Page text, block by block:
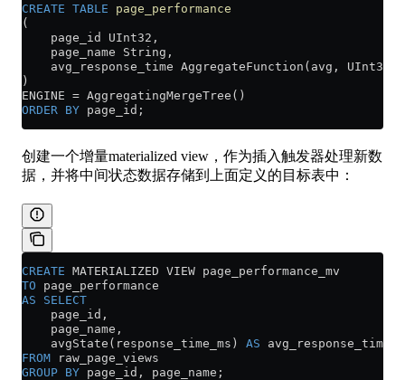
CREATE TABLE page_performance
(
    page_id UInt32,
    page_name String,
avg_response_time AggregateFunction(avg,
)
ENGINE = AggregatingMergeTree()
ORDER BY page_id;
创建一个增量materialized view，作为插入触发器处理新数
据，并将中间状态数据存储到上面定义的目标表中：
CREATE MATERIALIZED VIEW page_performance_mv
TO page_performance
AS SELECT
    page_id,
    page_name,
    avgState(response_time_ms)
AS avg_response_time
FROM raw_page_views
GROUP BY page_id, page_name;